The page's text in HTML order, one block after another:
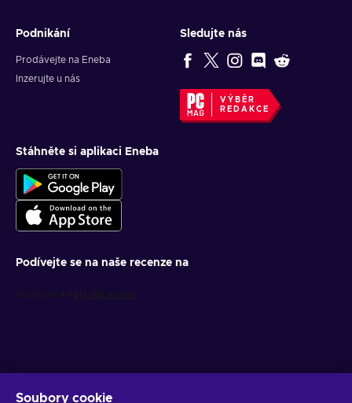
Podnikání
Prodávejte na Eneba
Inzerujte u nás
Sledujte nás
VÝBĚR
REDAKCE
Stáhněte si aplikaci Eneba
Podívejte se na naše recenze na
Soubory cookie